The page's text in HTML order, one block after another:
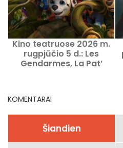
Kino teatruose 2026 m.
rugpjūčio 5 d.: Les
Gendarmes, La Pat’
KOMENTARAI
Šiandien